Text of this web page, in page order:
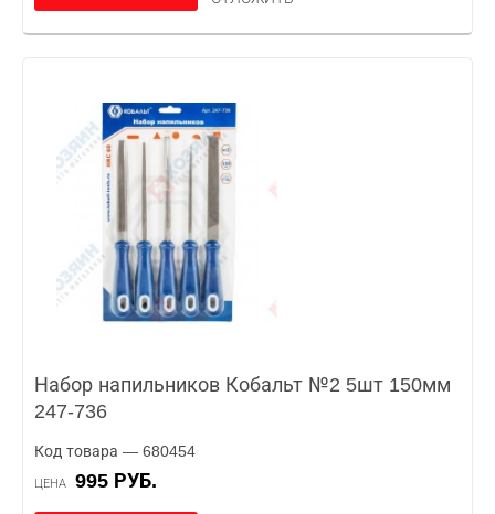
Набор напильников Кобальт №2 5шт 150мм
247-736
Код товара — 680454
ЦЕНА 995 РУБ.